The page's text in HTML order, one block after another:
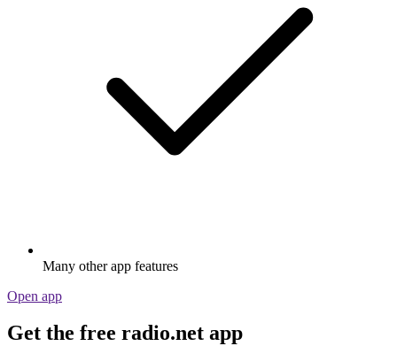
Many other app features
Open app
Get the free radio.net app